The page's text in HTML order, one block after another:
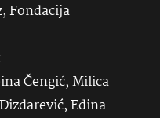
Fondacija
Čengić, Milica
Edina